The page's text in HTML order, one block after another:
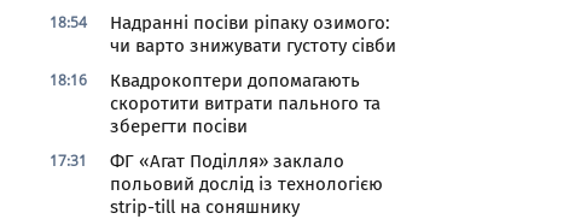
18:54
Надранні посіви ріпаку озимого:
чи варто знижувати густоту сівби
18:16
Квадрокоптери допомагають
скоротити витрати пального та
зберегти посіви
17:31
ФГ «Агат Поділля» заклало
польовий дослід із технологією
strip-till на соняшнику